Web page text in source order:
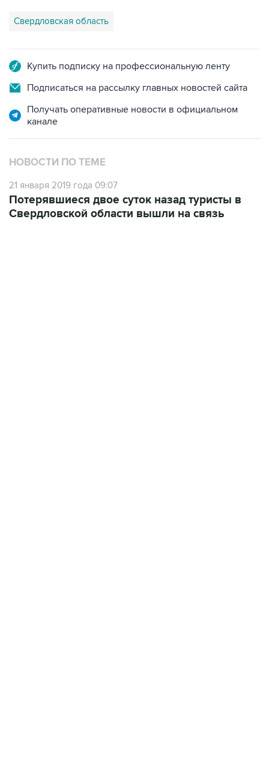
Свердловская область
Купить подписку на профессиональную ленту
Подписаться на рассылку главных новостей сайта
Получать оперативные новости в официальном
канале
НОВОСТИ ПО ТЕМЕ
21 января 2019 года 09:07
Потерявшиеся двое суток назад туристы в
Свердловской области вышли на связь